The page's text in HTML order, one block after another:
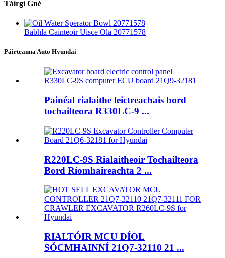
Táirgí Gné
Babhla Cainteoir Uisce Ola 20771578
Páirteanna Auto Hyundai
Painéal rialaithe leictreachais bord
tochailteora R330LC-9 ...
R220LC-9S Rialaitheoir Tochailteora
Bord Ríomhaireachta 2 ...
RIALTÓIR MCU DÍOL
SÓCMHAINNÍ 21Q7-32110 21 ...